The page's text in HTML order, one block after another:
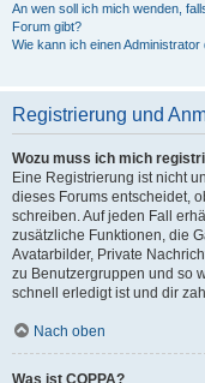
An wen soll ich mich wenden,
Forum gibt?
Wie kann ich einen
Registrierung und
Wozu muss ich mich
Eine Registrierung ist nicht
dieses Forums entscheidet,
schreiben. Auf jeden Fall
zusätzliche Funktionen, die
Avatarbilder, Private
zu Benutzergruppen und so
schnell erledigt ist und dir
Nach oben
Was ist COPPA?